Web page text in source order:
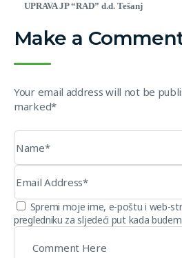
UPRAVA JP “RAD” d.d. Tešanj
Make a
Your email address will not be
marked*
Spremi moje ime, e-poštu i web-
pregledniku za sljedeći put kada